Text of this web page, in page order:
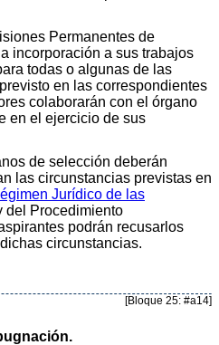
Permanentes de
incorporación a sus trabajos
todas o algunas de las
en las correspondientes
colaborarán con el órgano
en el ejercicio de sus
de selección deberán
las circunstancias previstas en
Jurídico de las
del Procedimiento
podrán recusarlos
circunstancias.
[Bloque 25: #a14]